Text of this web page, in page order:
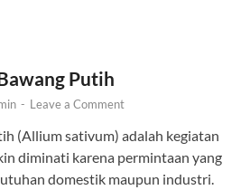
Putih
- Leave a Comment
(Allium sativum) adalah kegiatan
diminati karena permintaan yang
domestik maupun industri.